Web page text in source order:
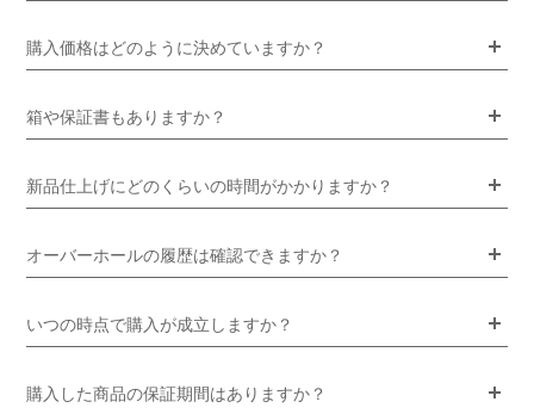
購入価格はどのように決めていますか？
箱や保証書もありますか？
新品仕上げにどのくらいの時間がかかりますか？
オーバーホールの履歴は確認できますか？
いつの時点で購入が成立しますか？
購入した商品の保証期間はありますか？